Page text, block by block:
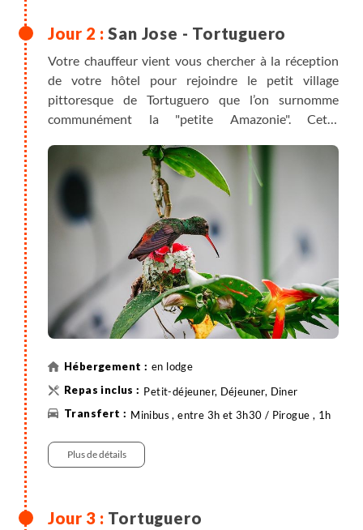
San Jose - Tortuguero
Votre chauffeur vient vous chercher à la réception
de votre hôtel pour rejoindre le petit village
pittoresque de Tortuguero que l’on surnomme
communément la "petite Amazonie". Cette
qui borde son réseau de canaux et de lagunes.
Tortuguero, c’est aussi le premier site de ponte de
l’hémisphère Nord pour la tortue verte.
En saison (de juillet à octobre pour la tortue verte),
vous aurez la possibilité d’aller observer ce
phénomène aussi étonnant qu’émouvant.
La dernière partie du trajet se fait en bateau, unique
moyen de rejoindre votre lodge.
Dans l'après-midi, vous visitez le village de
en lodge
Petit-déjeuner, Déjeuner, Diner
Minibus , entre 3h et 3h30 / Pirogue , 1h
Plus de détails
Tortuguero